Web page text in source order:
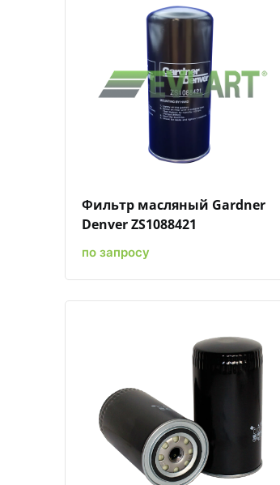
Быстрый просмотрДобавить к сравнению
Фильтр масляный Gardner
Denver ZS1088421
по запросу
Быстрый просмотрДобавить к сравнениюДобавить в избранное